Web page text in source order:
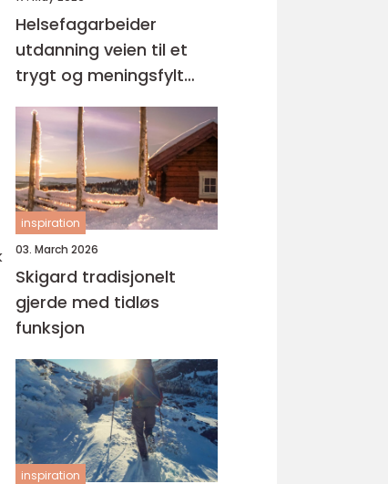
Helsefagarbeider
utdanning veien til et
trygt og meningsfylt
yrke
inspiration
03. March 2026
Skigard tradisjonelt
gjerde med tidløs
funksjon
inspiration